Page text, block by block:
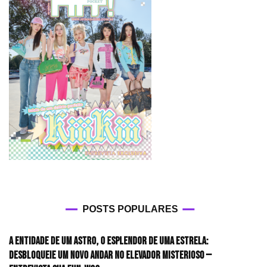
POSTS POPULARES
A entidade de um astro, o esplendor de uma estrela:
desbloqueie um novo andar no elevador misterioso —